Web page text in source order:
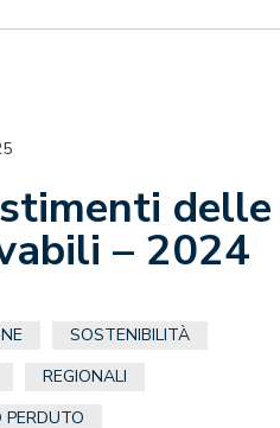
– 2024
SOSTENIBILITÀ
REGIONALI